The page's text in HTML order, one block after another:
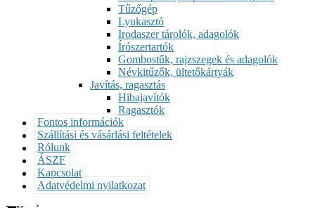
Tűzőgép
Lyukasztó
Irodaszer tárolók, adagolók
Írószertartók
Gombostűk, rajzszegek és adagolók
Névkitűzők, ültetőkártyák
Javítás, ragasztás
Hibajavítók
Ragasztók
Fontos információk
Szállítási és vásárlási feltételek
Rólunk
ÁSZF
Kapcsolat
Adatvédelmi nyilatkozat